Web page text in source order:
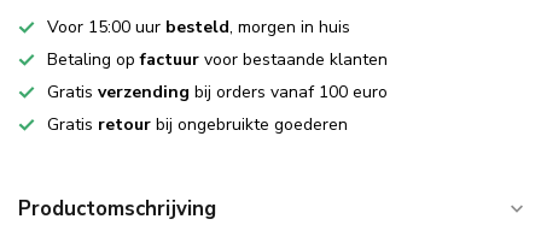
Voor 15:00 uur besteld, morgen in huis
Betaling opfactuur voor bestaande klanten
Gratis verzending bij orders vanaf 100 euro
Gratis retour bij ongebruikte goederen
Productomschrijving